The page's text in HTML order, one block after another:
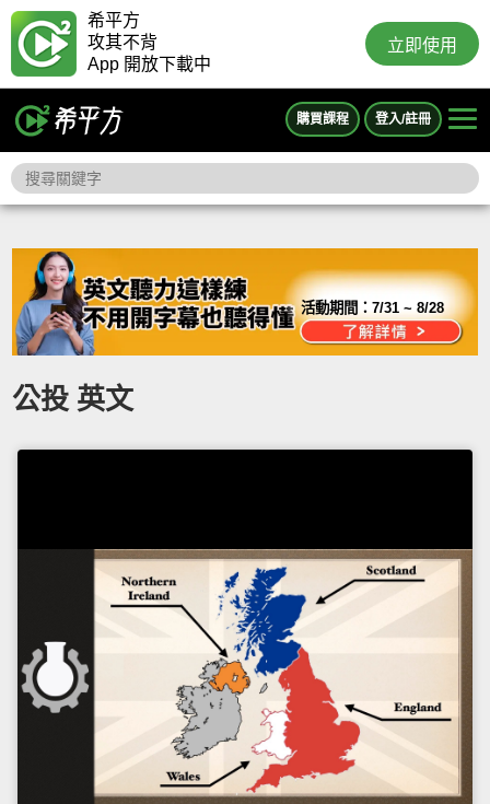
希平方
攻其不背
App 開放下載中
立即使用
購買課程 登入/註冊
活動期間：7/31 ~ 8/28
公投 英文